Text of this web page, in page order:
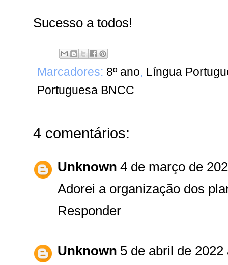
Sucesso a todos!
Marcadores: 8º ano, Língua
Portuguesa BNCC
4 comentários:
Unknown 4 de março de
Adorei a organização dos
Responder
Unknown 5 de abril de 2022